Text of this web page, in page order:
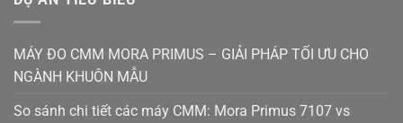
MÁY ĐO CMM MORA PRIMUS – GIẢI PHÁP TỐI ƯU CHO
NGÀNH KHUÔN MẪU
So sánh chi tiết các máy CMM: Mora Primus 7107 vs